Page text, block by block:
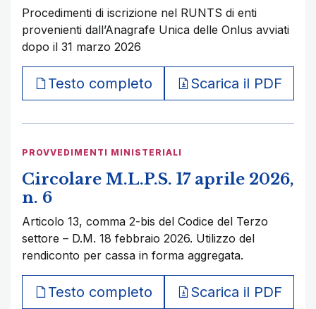
Procedimenti di iscrizione nel RUNTS di enti
provenienti dall’Anagrafe Unica delle Onlus avviati
dopo il 31 marzo 2026
Testo completo Scarica il PDF
PROVVEDIMENTI MINISTERIALI
Circolare M.L.P.S. 17 aprile 2026,
n. 6
Articolo 13, comma 2-bis del Codice del Terzo
settore – D.M. 18 febbraio 2026. Utilizzo del
rendiconto per cassa in forma aggregata.
Testo completo Scarica il PDF